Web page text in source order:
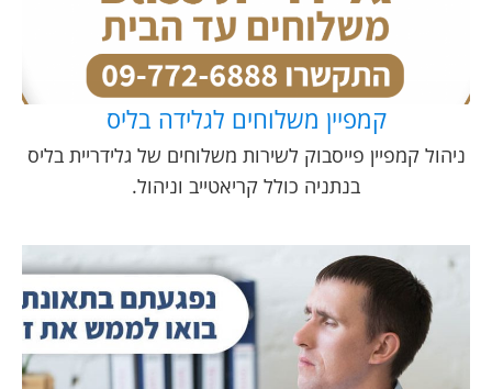
קמפיין משלוחים לגלידה בליס
ניהול קמפיין פייסבוק לשירות משלוחים של גלידריית בליס
בנתניה כולל קריאטייב וניהול.